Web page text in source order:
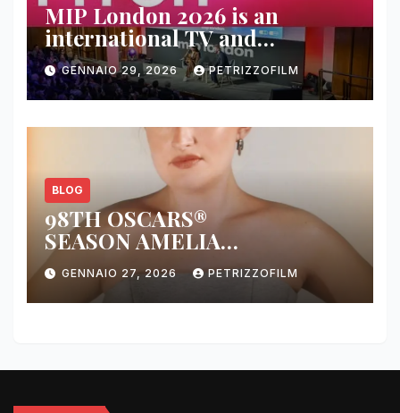
MIP London 2026 is an
international TV and
streaming content market
GENNAIO 29, 2026 PETRIZZOFILM
BLOG
98TH OSCARS®
SEASON AMELIA
DIMOLDENBERG RETURNS
FOR THIRD YEAR
GENNAIO 27, 2026 PETRIZZOFILM